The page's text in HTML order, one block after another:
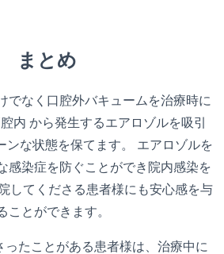
まとめ
でなく口腔外バキュームを治療時に
内 から発生するエアロゾルを吸引
ンな状態を保てます。 エアロゾルを
感染症を防ぐことができ院内感染を
してくださる患者様にも安心感を与
ことができます。
ったことがある患者様は、治療中に